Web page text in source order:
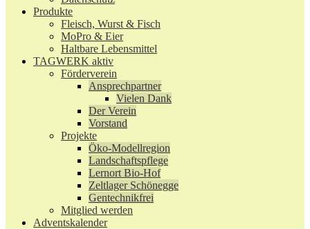
Produkte
Fleisch, Wurst & Fisch
MoPro & Eier
Haltbare Lebensmittel
TAGWERK aktiv
Förderverein
Ansprechpartner
Vielen Dank
Der Verein
Vorstand
Projekte
Öko-Modellregion
Landschaftspflege
Lernort Bio-Hof
Zeltlager Schönegge
Gentechnikfrei
Mitglied werden
Adventskalender